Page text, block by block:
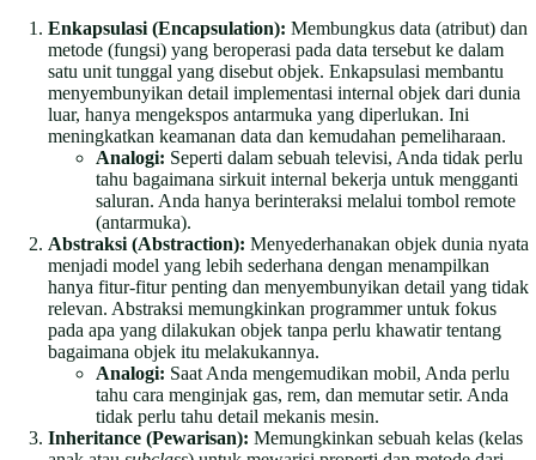
Enkapsulasi (Encapsulation): Membungkus data (atribut) dan
metode (fungsi) yang beroperasi pada data tersebut ke dalam
satu unit tunggal yang disebut objek. Enkapsulasi membantu
menyembunyikan detail implementasi internal objek dari dunia
luar, hanya mengekspos antarmuka yang diperlukan. Ini
meningkatkan keamanan data dan kemudahan pemeliharaan.
Analogi: Seperti dalam sebuah televisi, Anda tidak perlu
tahu bagaimana sirkuit internal bekerja untuk mengganti
saluran. Anda hanya berinteraksi melalui tombol remote
(antarmuka).
Abstraksi (Abstraction): Menyederhanakan objek dunia nyata
menjadi model yang lebih sederhana dengan menampilkan
hanya fitur-fitur penting dan menyembunyikan detail yang tidak
relevan. Abstraksi memungkinkan programmer untuk fokus
pada apa yang dilakukan objek tanpa perlu khawatir tentang
bagaimana objek itu melakukannya.
Analogi: Saat Anda mengemudikan mobil, Anda perlu
tahu cara menginjak gas, rem, dan memutar setir. Anda
tidak perlu tahu detail mekanis mesin.
Inheritance (Pewarisan): Memungkinkan sebuah kelas (kelas